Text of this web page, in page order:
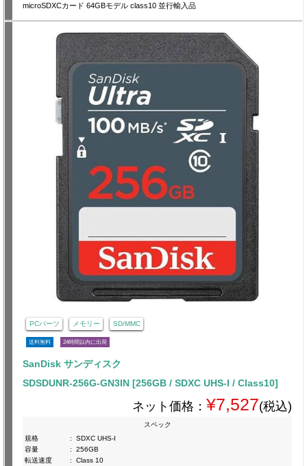
microSDXCカード 64GBモデル class10 並行輸入品
PCパーツ メモリー SD/MMC
送料無料 24時間以内に出荷
SanDisk サンディスク
SDSDUNR-256G-GN3IN [256GB / SDXC UHS-I / Class10]
ネット価格： ¥7,527(税込)
スペック
規格
:
SDXC UHS-I
容量
:
256GB
転送速度
:
Class 10